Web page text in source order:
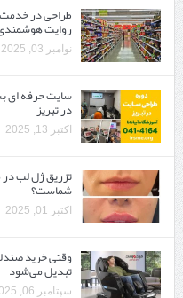
طراحی در خدمت
روایت
نوامبر 03, 2025
سایت حرفه ‌ای
در تبریز
اکتبر 13, 2025
تزریق ژل لب
شماست؟
اکتبر 01, 2025
وقتی خرید
تبدیل می‌شود
سپتامبر 06, 2025